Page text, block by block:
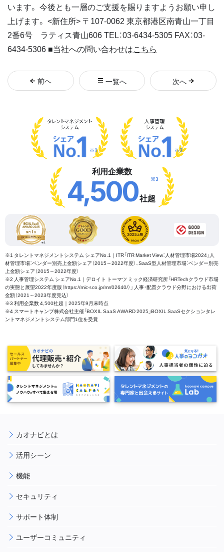
います。 今後とも一層のご支援を賜りますようお願い申し
上げます。 <新住所> 〒107-0062 東京都港区南青山一丁目
2番6号 ラティス青山606 TEL：03-6434-5305 FAX：03-
6434-5306 ■当社への問い合わせはこちら
前へ 一覧へ 次へ
タレントマネジメント
システム
※1
人事管理
システム
※2
利用企業数
4,500社超
※3
※1 タレントマネジメントシステム シェアNo.1｜ITR「ITR Market View：人材管理市場2024」人
材管理市場：ベンダー別売上金額シェア（2015～2022年度）、SaaS型人材管理市場：ベンダー別売
上金額シェア（2015～2022年度）
※2 人事管理システム シェアNo.1｜デロイト トーマツ ミック経済研究所「HRTechクラウド市場
の実態と展望2022年度版（https://mic-r.co.jp/mr/02640/）」 人事・配置クラウド分野における出荷
金額（2021～2023年度見込）
※3 利用企業数 4,500社超｜2025年9月末時点
※4 スマートキャンプ株式会社主催「BOXIL SaaS AWARD 2025」BOXIL SaaSセクションタレ
ントマネジメントシステム部門1位を受賞
カオナビとは
活用シーン
機能
セキュリティ
サポート体制
ユーザーコミュニティ